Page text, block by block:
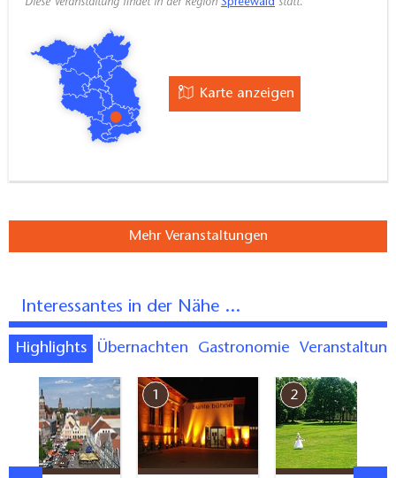
Diese Veranstaltung findet in der Region Spreewald statt.
Karte anzeigen
Mehr Veranstaltungen
Interessantes in der Nähe ...
Highlights Übernachten Gastronomie
1 2